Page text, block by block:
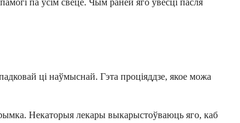
па ўсім свеце. Чым раней яго ўвесці пасля
ці наўмыснай. Гэта проціяддзе, якое можа
Некаторыя лекары выкарыстоўваюць яго, каб